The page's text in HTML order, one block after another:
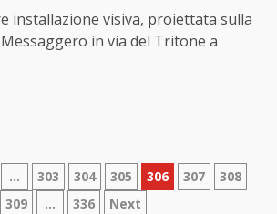
installazione visiva, proiettata sulla
in via del Tritone a
… 303 304 305 306 307
308
309
… 336 Next